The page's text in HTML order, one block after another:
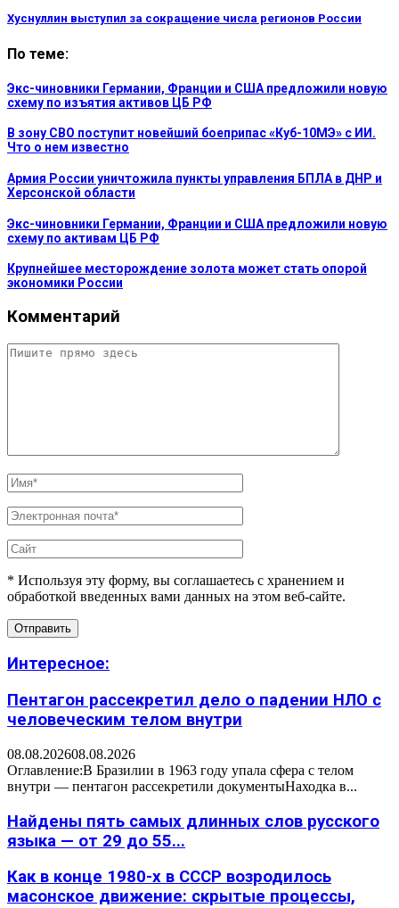
Хуснуллин выступил за сокращение числа регионов России
По теме:
Экс-чиновники Германии, Франции и США предложили новую
схему по изъятия активов ЦБ РФ
В зону СВО поступит новейший боеприпас «Куб-10МЭ» с ИИ.
Что о нем известно
Армия России уничтожила пункты управления БПЛА в ДНР и
Херсонской области
Экс-чиновники Германии, Франции и США предложили новую
схему по активам ЦБ РФ
Крупнейшее месторождение золота может стать опорой
экономики России
Комментарий
* Используя эту форму, вы соглашаетесь с хранением и
обработкой введенных вами данных на этом веб-сайте.
Интересное:
Пентагон рассекретил дело о падении НЛО с
человеческим телом внутри
08.08.202608.08.2026
Оглавление:В Бразилии в 1963 году упала сфера с телом
внутри — пентагон рассекретили документыНаходка в...
Найдены пять самых длинных слов русского
языка — от 29 до 55...
Как в конце 1980-х в СССР возродилось
масонское движение: скрытые процессы,